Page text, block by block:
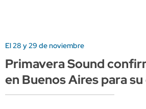
El 28 y 29 de noviembre
Primavera Sound
en Buenos Aires para